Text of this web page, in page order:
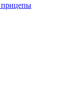
прицепы